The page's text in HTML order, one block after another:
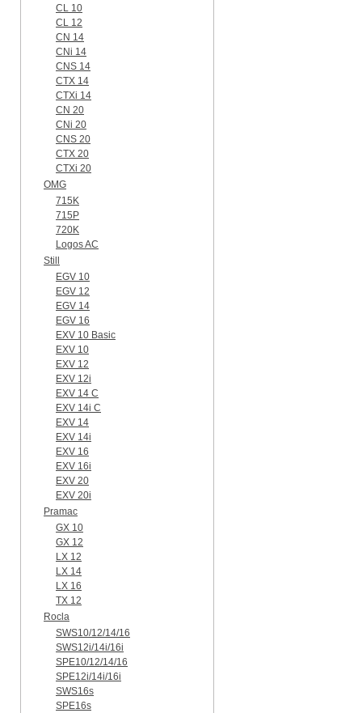
CL 10
CL 12
CN 14
CNi 14
CNS 14
CTX 14
CTXi 14
CN 20
CNi 20
CNS 20
CTX 20
CTXi 20
OMG
715K
715P
720K
Logos AC
Still
EGV 10
EGV 12
EGV 14
EGV 16
EXV 10 Basic
EXV 10
EXV 12
EXV 12i
EXV 14 C
EXV 14i C
EXV 14
EXV 14i
EXV 16
EXV 16i
EXV 20
EXV 20i
Pramac
GX 10
GX 12
LX 12
LX 14
LX 16
TX 12
Rocla
SWS10/12/14/16
SWS12i/14i/16i
SPE10/12/14/16
SPE12i/14i/16i
SWS16s
SPE16s